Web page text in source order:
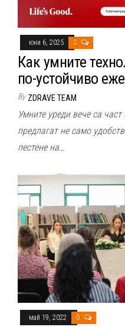
юни 6, 2025 0
Как умните
по-устойчиво
By ZDRAVE TEAM
Умните уреди вече са
предлагат не само
пестене на…
май 19, 2022 0